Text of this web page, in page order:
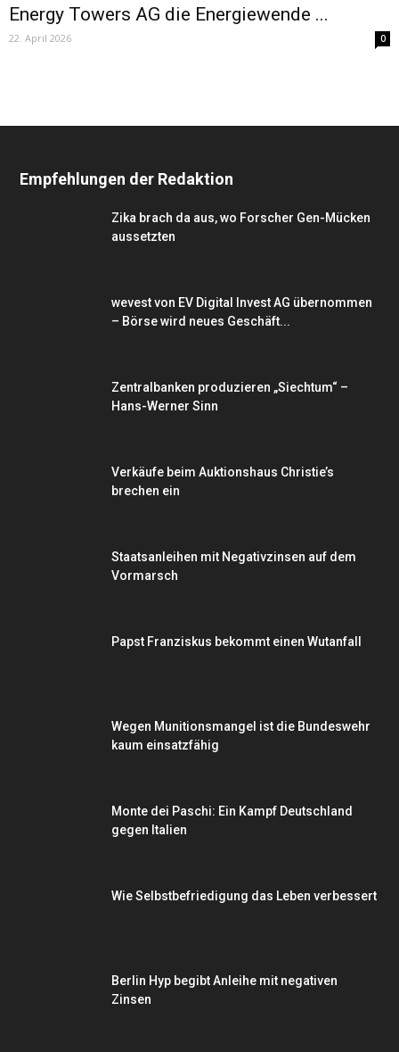
Energy Towers AG die Energiewende ...
22. April 2026 0
Empfehlungen der Redaktion
Zika brach da aus, wo Forscher Gen-Mücken
aussetzten
wevest von EV Digital Invest AG übernommen
– Börse wird neues Geschäft...
Zentralbanken produzieren „Siechtum“ –
Hans-Werner Sinn
Verkäufe beim Auktionshaus Christie’s
brechen ein
Staatsanleihen mit Negativzinsen auf dem
Vormarsch
Papst Franziskus bekommt einen Wutanfall
Wegen Munitionsmangel ist die Bundeswehr
kaum einsatzfähig
Monte dei Paschi: Ein Kampf Deutschland
gegen Italien
Wie Selbstbefriedigung das Leben verbessert
Berlin Hyp begibt Anleihe mit negativen
Zinsen